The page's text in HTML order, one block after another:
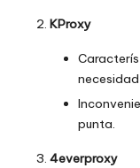
KProxy
punta.
4everproxy